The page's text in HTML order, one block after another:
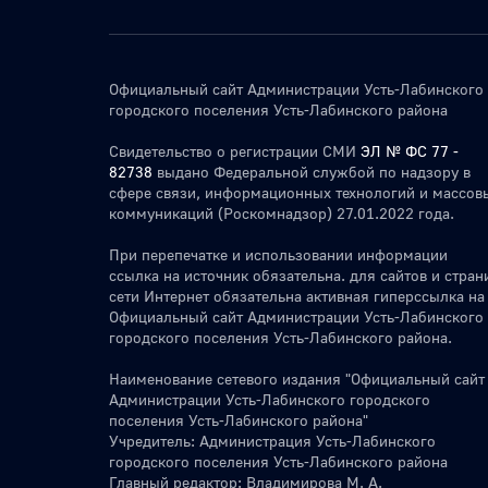
Официальный сайт Администрации Усть-Лабинского
городского поселения Усть-Лабинского района
Свидетельство о регистрации СМИ ЭЛ № ФС 77 -
82738 выдано Федеральной службой по надзору в
сфере связи, информационных технологий и
коммуникаций (Роскомнадзор) 27.01.2022 года.
При перепечатке и использовании информации
ссылка на источник обязательна. для сайтов и
сети Интернет обязательна активная гиперссылка на
Официальный сайт Администрации Усть-Лабинского
городского поселения Усть-Лабинского района.
Наименование сетевого издания "Официальный сайт
Администрации Усть-Лабинского городского
поселения Усть-Лабинского района"
Учредитель: Администрация Усть-Лабинского
городского поселения Усть-Лабинского района
Главный редактор: Владимирова М. А.